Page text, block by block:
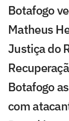
Botafogo
Matheus
Justiça do
Botafogo
com